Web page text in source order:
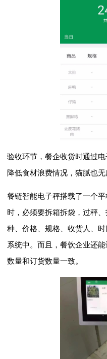
验收环节，餐企收货时通过
降低食材浪费情况，猫腻也无
餐链智能电子秤搭载了一个
时，必须要拆箱拆袋，过秤
种、价格、规格、收货人、
系统中。而且，餐饮企业还
数量和订货数量一致。